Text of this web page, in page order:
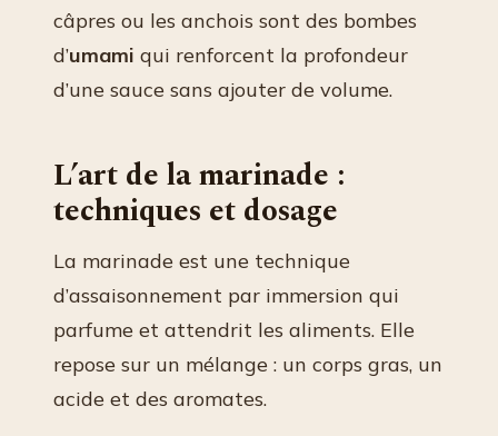
câpres ou les anchois sont des bombes
d’umami qui renforcent la profondeur
d’une sauce sans ajouter de volume.
L’art de la marinade :
techniques et dosage
La marinade est une technique
d’assaisonnement par immersion qui
parfume et attendrit les aliments. Elle
repose sur un mélange : un corps gras, un
acide et des aromates.